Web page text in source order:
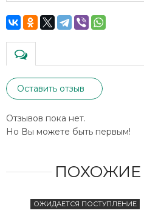
Оставить отзыв
Отзывов пока нет.
Но Вы можете быть первым!
ОЖИДАЕТСЯ ПОСТУПЛЕНИЕ